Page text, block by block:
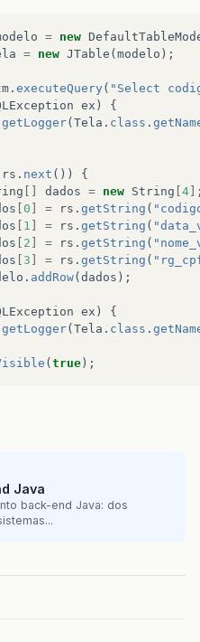
= new
= new JTable ( modelo );
. executeQuery ( "Select
ex )
{
getLogger( Tela . class .
rs . next ())
{
dados = new String 4
0 = rs . getString (
1 = rs . getString (
2 = rs . getString (
3 = rs . getString (
. addRow( dados );
ex )
{
getLogger( Tela . class .
( true );
Java
back-end Java: dos